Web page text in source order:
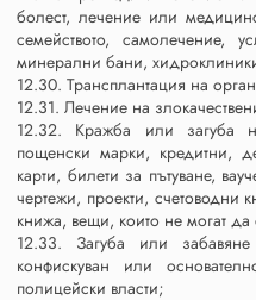
болест, лечение или
семейството, самолечение,
минерални бани,
12.30. Трансплантация на
12.31. Лечение на
12.32. Кражба или загуба
пощенски марки, кредитни,
карти, билети за пътуване,
чертежи, проекти, счетоводни
книжа, вещи, които не могат да
12.33. Загуба или
конфискуван или
полицейски власти;